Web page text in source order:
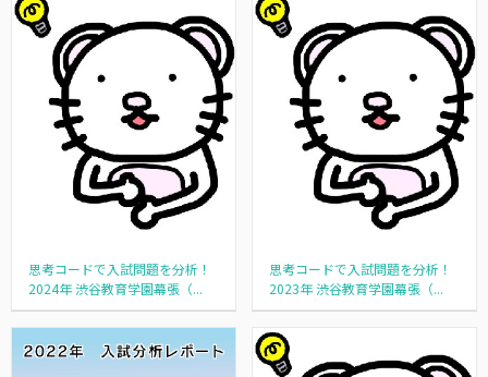
思考コードで入試問題を分析！
2024年 渋谷教育学園幕張（...
思考コードで入試問題を分析！
2023年 渋谷教育学園幕張（...